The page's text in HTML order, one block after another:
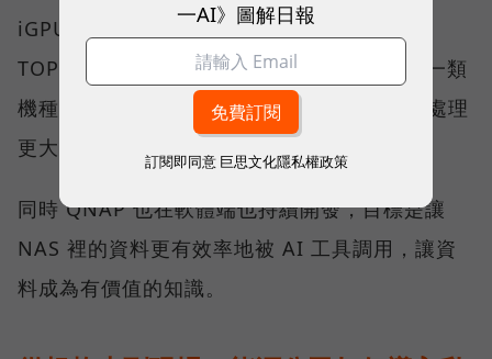
iGPU 與專屬 NPU 的處理器平台，以一百多
TOPS 的範圍，可順暢使用 AI 應用程式；另一類
機種則可安裝 1 張或 2 張 NVIDIA 顯示卡，處理
更大的運算量。
同時 QNAP 也在軟體端也持續開發，目標是讓
NAS 裡的資料更有效率地被 AI 工具調用，讓資
料成為有價值的知識。
一AI》圖解日報
訂閱即同意 巨思文化隱私權政策